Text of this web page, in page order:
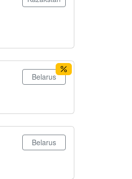
Belarus
Belarus